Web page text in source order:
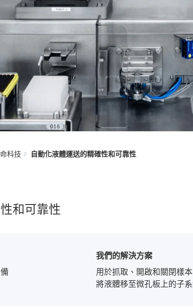
科技 自動化液體運送的精確性和可靠性
和可靠性
我們的解決方案
用於抓取、開啟和關閉樣
將液體移至微孔板上的子系